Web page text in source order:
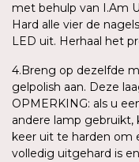
met behulp van I.Am
Hard alle vier de
LED uit. Herhaal het
4.Breng op dezelfde
gelpolish aan. Deze
OPMERKING: als u
andere lamp
keer uit te harden om
volledig uitgehard is